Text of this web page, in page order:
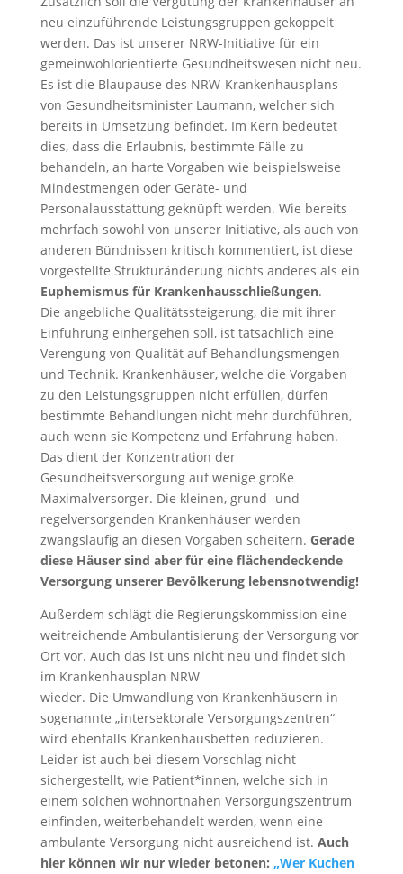
neu einzuführende Leistungsgruppen gekoppelt
werden. Das ist unserer NRW-Initiative für ein
gemeinwohlorientierte Gesundheitswesen nicht neu.
Es ist die Blaupause des NRW-Krankenhausplans
von Gesundheitsminister Laumann, welcher sich
bereits in Umsetzung befindet. Im Kern bedeutet
dies, dass die Erlaubnis, bestimmte Fälle zu
behandeln, an harte Vorgaben wie beispielsweise
Mindestmengen oder Geräte- und
Personalausstattung geknüpft werden. Wie bereits
mehrfach sowohl von unserer Initiative, als auch von
anderen Bündnissen kritisch kommentiert, ist diese
vorgestellte Strukturänderung nichts anderes als ein
Euphemismus für Krankenhausschließungen.
Die angebliche Qualitätssteigerung, die mit ihrer
Einführung einhergehen soll, ist tatsächlich eine
Verengung von Qualität auf Behandlungsmengen
und Technik. Krankenhäuser, welche die Vorgaben
zu den Leistungsgruppen nicht erfüllen, dürfen
bestimmte Behandlungen nicht mehr durchführen,
auch wenn sie Kompetenz und Erfahrung haben.
Das dient der Konzentration der
Gesundheitsversorgung auf wenige große
Maximalversorger. Die kleinen, grund- und
regelversorgenden Krankenhäuser werden
zwangsläufig an diesen Vorgaben scheitern. Gerade
diese Häuser sind aber für eine flächendeckende
Versorgung unserer Bevölkerung lebensnotwendig!
Außerdem schlägt die Regierungskommission eine
weitreichende Ambulantisierung der Versorgung vor
Ort vor. Auch das ist uns nicht neu und findet sich
im Krankenhausplan NRW
wieder. Die Umwandlung von Krankenhäusern in
sogenannte „intersektorale Versorgungszentren“
wird ebenfalls Krankenhausbetten reduzieren.
Leider ist auch bei diesem Vorschlag nicht
sichergestellt, wie Patient*innen, welche sich in
einem solchen wohnortnahen Versorgungszentrum
einfinden, weiterbehandelt werden, wenn eine
ambulante Versorgung nicht ausreichend ist. Auch
hier können wir nur wieder betonen: „Wer Kuchen